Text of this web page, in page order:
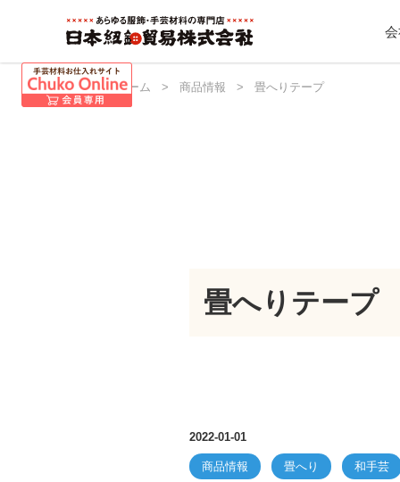
日本紐釦 ホーム > 商品情報 > 畳へりテープ
畳へりテープ
2022-01-01
商品情報 畳へり 和手芸